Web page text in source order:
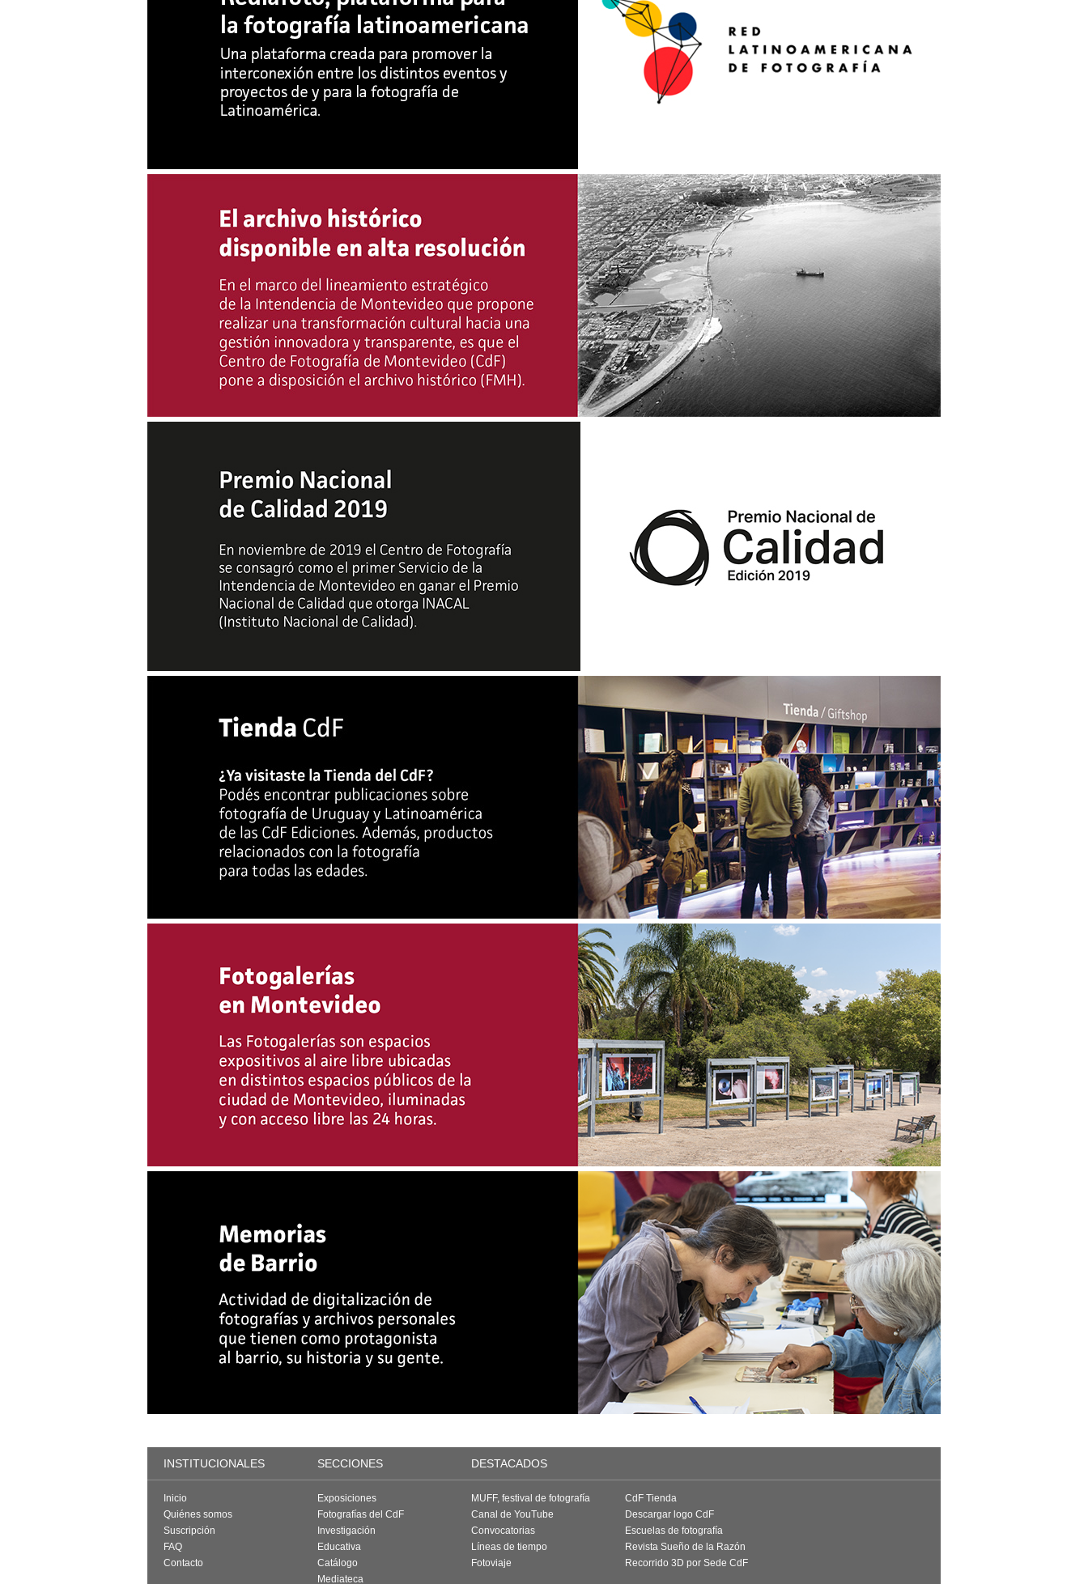
INSTITUCIONALES SECCIONES DESTACADOS
Inicio
Quiénes somos
Suscripción
FAQ
Contacto
Exposiciones
Fotografías del CdF
Investigación
Educativa
Catálogo
Mediateca
MUFF, festival de fotografía
Canal de YouTube
Convocatorias
Líneas de tiempo
Fotoviaje
CdF Tienda
Descargar logo CdF
Escuelas de fotografía
Revista Sueño de la Razón
Recorrido 3D por Sede CdF